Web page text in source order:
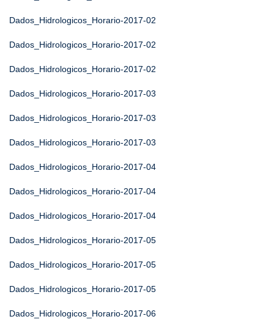
Dados_Hidrologicos_Horario-2017-02
Dados_Hidrologicos_Horario-2017-02
Dados_Hidrologicos_Horario-2017-02
Dados_Hidrologicos_Horario-2017-03
Dados_Hidrologicos_Horario-2017-03
Dados_Hidrologicos_Horario-2017-03
Dados_Hidrologicos_Horario-2017-04
Dados_Hidrologicos_Horario-2017-04
Dados_Hidrologicos_Horario-2017-04
Dados_Hidrologicos_Horario-2017-05
Dados_Hidrologicos_Horario-2017-05
Dados_Hidrologicos_Horario-2017-05
Dados_Hidrologicos_Horario-2017-06